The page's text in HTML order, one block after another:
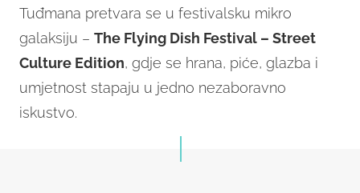
Tuđmana pretvara se u festivalsku mikro
galaksiju – The Flying Dish Festival – Street
Culture Edition, gdje se hrana, piće, glazba i
umjetnost stapaju u jedno nezaboravno
iskustvo.